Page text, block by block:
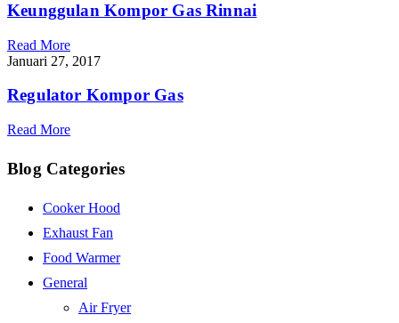
Keunggulan Kompor Gas Rinnai
Read More
Januari 27, 2017
Regulator Kompor Gas
Read More
Blog Categories
Cooker Hood
Exhaust Fan
Food Warmer
General
Air Fryer